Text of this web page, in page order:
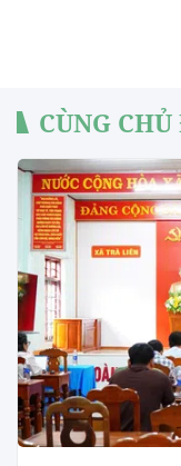
CÙNG